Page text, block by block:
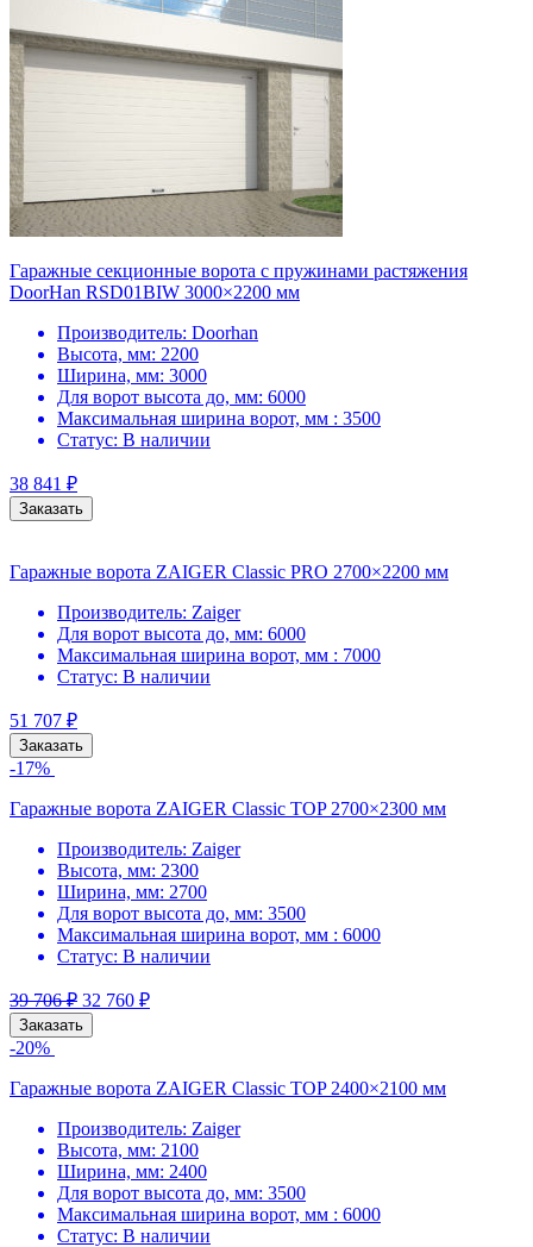
Гаражные секционные ворота с пружинами растяжения
DoorHan RSD01BIW 3000×2200 мм
Производитель: Doorhan
Высота, мм: 2200
Ширина, мм: 3000
Для ворот высота до, мм: 6000
Максимальная ширина ворот, мм : 3500
Статус: В наличии
38 841 ₽
Заказать
Гаражные ворота ZAIGER Classic PRO 2700×2200 мм
Производитель: Zaiger
Для ворот высота до, мм: 6000
Максимальная ширина ворот, мм : 7000
Статус: В наличии
51 707 ₽
Заказать
-17%
Гаражные ворота ZAIGER Classic TOP 2700×2300 мм
Производитель: Zaiger
Высота, мм: 2300
Ширина, мм: 2700
Для ворот высота до, мм: 3500
Максимальная ширина ворот, мм : 6000
Статус: В наличии
39 706₽ 32 760 ₽
Заказать
-20%
Гаражные ворота ZAIGER Classic TOP 2400×2100 мм
Производитель: Zaiger
Высота, мм: 2100
Ширина, мм: 2400
Для ворот высота до, мм: 3500
Максимальная ширина ворот, мм : 6000
Статус: В наличии